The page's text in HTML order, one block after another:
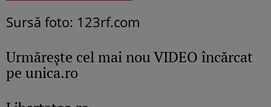
Sursă foto: 123rf.com
Urmăreşte cel mai nou VIDEO încărcat
pe unica.ro